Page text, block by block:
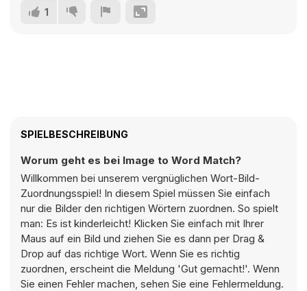
1
SPIELBESCHREIBUNG
Worum geht es bei Image to Word Match?
Willkommen bei unserem vergnüglichen Wort-Bild-
Zuordnungsspiel! In diesem Spiel müssen Sie einfach
nur die Bilder den richtigen Wörtern zuordnen. So spielt
man: Es ist kinderleicht! Klicken Sie einfach mit Ihrer
Maus auf ein Bild und ziehen Sie es dann per Drag &
Drop auf das richtige Wort. Wenn Sie es richtig
zuordnen, erscheint die Meldung 'Gut gemacht!'. Wenn
Sie einen Fehler machen, sehen Sie eine Fehlermeldung.